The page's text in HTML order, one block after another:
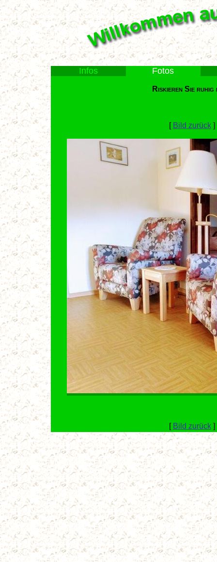
Infos Fotos
Riskieren Sie
[ Bild zurück ]
[ Bild zurück ]